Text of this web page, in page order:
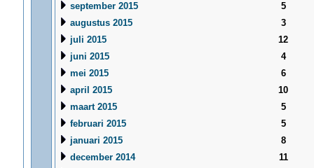
september 2015
5
augustus 2015
3
juli 2015
12
juni 2015
4
mei 2015
6
april 2015
10
maart 2015
5
februari 2015
5
januari 2015
8
december 2014
11